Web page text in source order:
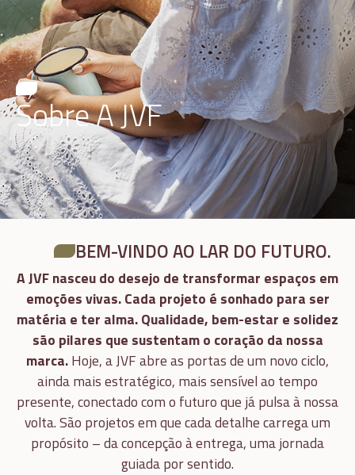
Sobre A JVF
BEM-VINDO AO LAR DO FUTURO.
A JVF nasceu do desejo de transformar espaços em
emoções vivas. Cada projeto é sonhado para ser
matéria e ter alma. Qualidade, bem-estar e solidez
são pilares que sustentam o coração da nossa
marca.Hoje, a JVF abre as portas de um novo ciclo,
ainda mais estratégico, mais sensível ao tempo
presente, conectado com o futuro que já pulsa à nossa
volta. São projetos em que cada detalhe carrega um
propósito – da concepção à entrega, uma jornada
guiada por sentido.